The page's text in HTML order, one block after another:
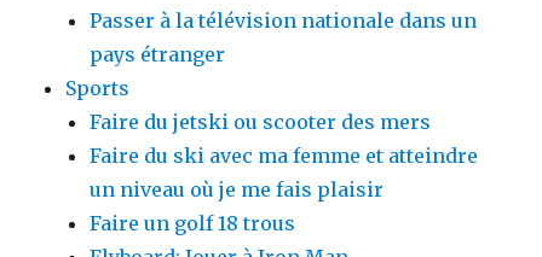
Passer à la télévision nationale dans un
pays étranger
Sports
Faire du jetski ou scooter des mers
Faire du ski avec ma femme et atteindre
un niveau où je me fais plaisir
Faire un golf 18 trous